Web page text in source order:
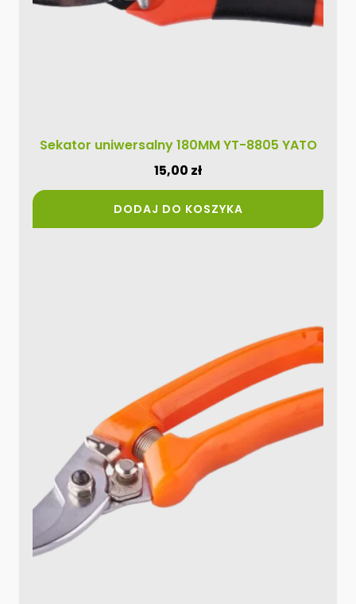
Sekator uniwersalny 180MM YT-8805 YATO
15,00 zł
DODAJ DO KOSZYKA